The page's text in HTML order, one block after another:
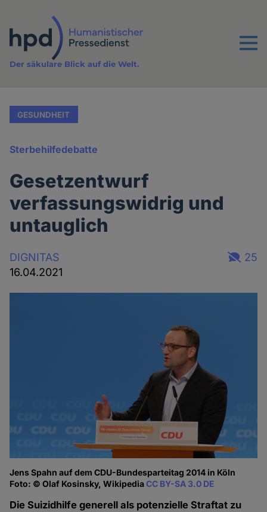
Inhalt
Menu
Der säkulare Blick auf die Welt.
GESUNDHEIT
Sterbehilfedebatte
Gesetzentwurf
verfassungswidrig und
untauglich
DIGNITAS
16.04.2021
25
Jens Spahn auf dem CDU-Bundesparteitag 2014 in Köln
Foto: © Olaf Kosinsky, WikipediaCC BY-SA 3.0 DE
Die Suizidhilfe generell als potenzielle Straftat zu